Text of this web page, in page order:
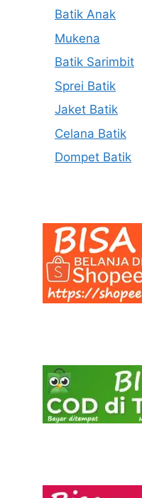
Batik Anak
Mukena
Batik Sarimbit
Sprei Batik
Jaket Batik
Celana Batik
Dompet Batik